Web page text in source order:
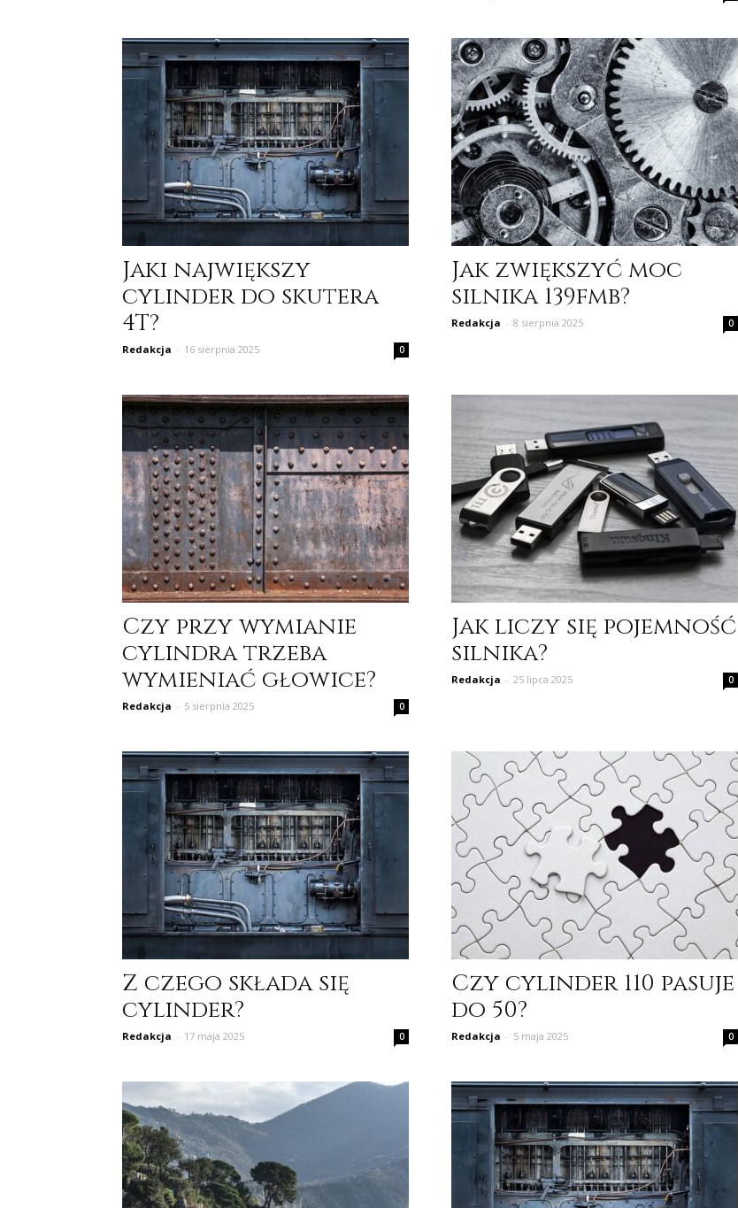
Jaki największy
cylinder do skutera
4T?
Redakcja - 16 sierpnia 2025 0
Jak zwiększyć moc
silnika 139fmb?
Redakcja - 8 sierpnia 2025 0
Czy przy wymianie
cylindra trzeba
wymieniać głowice?
Redakcja - 5 sierpnia 2025 0
Jak liczy się pojemność
silnika?
Redakcja - 25 lipca 2025 0
Z czego składa się
cylinder?
Redakcja - 17 maja 2025 0
Czy cylinder 110 pasuje
do 50?
Redakcja - 5 maja 2025 0